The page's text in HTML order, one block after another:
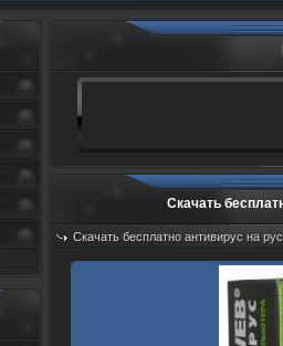
Скачать
Скачать бесплатно антивирус на
Добавил:sah767 Дата: 07.08.2026